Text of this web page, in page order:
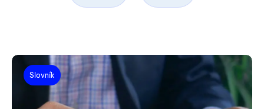
Slovník